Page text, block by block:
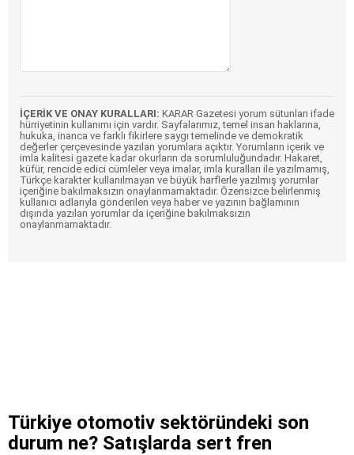
İÇERİK VE ONAY KURALLARI: KARAR Gazetesi yorum sütunları ifade
hürriyetinin kullanımı için vardır. Sayfalarımız, temel insan haklarına,
hukuka, inanca ve farklı fikirlere saygı temelinde ve demokratik
değerler çerçevesinde yazılan yorumlara açıktır. Yorumların içerik ve
imla kalitesi gazete kadar okurların da sorumluluğundadır. Hakaret,
küfür, rencide edici cümleler veya imalar, imla kuralları ile yazılmamış,
Türkçe karakter kullanılmayan ve büyük harflerle yazılmış yorumlar
içeriğine bakılmaksızın onaylanmamaktadır. Özensizce belirlenmiş
kullanıcı adlarıyla gönderilen veya haber ve yazının bağlamının
dışında yazılan yorumlar da içeriğine bakılmaksızın
onaylanmamaktadır.
Türkiye otomotiv sektöründeki son
durum ne? Satışlarda sert fren